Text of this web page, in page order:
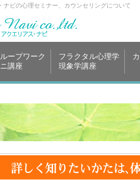
ビの心理セミナー、カウンセリングについて
ープワーク
講座
フラクタル心理学
現象学講座